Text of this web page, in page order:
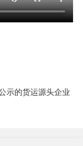
示的货运源头企业